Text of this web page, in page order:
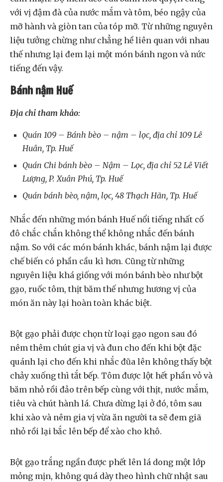
với vị đậm đà của nước mắm và tôm, béo ngậy của
mỡ hành và giòn tan của tóp mỡ. Từ những nguyên
liệu tưởng chừng như chẳng hề liên quan với nhau
thế nhưng lại đem lại một món bánh ngon và nức
tiếng đến vậy.
Bánh nậm Huế
Địa chỉ tham khảo:
Quán 109 – Bánh bèo – nậm – lọc, địa chỉ 109 Lê
Huân, Tp. Huế
Quán Chi bánh bèo – Nậm – Lọc, địa chỉ 52 Lê Viết
Lượng, P. Xuân Phú, Tp. Huế
Quán bánh bèo, nậm, lọc, 48 Thạch Hãn, Tp. Huế
Nhắc đến những món bánh Huế nổi tiếng nhất cố
đô chắc chắn không thể không nhắc đến bánh
nậm. So với các món bánh khác, bánh nậm lại được
chế biến có phần cầu kì hơn. Cũng từ những
nguyên liệu khá giống với món bánh bèo như bột
gạo, ruốc tôm, thịt băm thế nhưng hương vị của
món ăn này lại hoàn toàn khác biệt.
Bột gạo phải được chọn từ loại gạo ngon sau đó
nêm thêm chút gia vị và đun cho đến khi bột đặc
quánh lại cho đến khi nhắc đũa lên không thấy bột
chảy xuống thì tắt bếp. Tôm được lột hết phần vỏ và
băm nhỏ rồi đảo trên bếp cùng với thịt, nước mắm,
tiêu và chút hành lá. Chưa dừng lại ở đó, tôm sau
khi xào và nêm gia vị vừa ăn người ta sẽ đem giã
nhỏ rồi lại bắc lên bếp để xào cho khô.
Bột gạo trắng ngần được phết lên lá dong một lớp
mỏng mịn, không quá dày theo hình chữ nhật sau